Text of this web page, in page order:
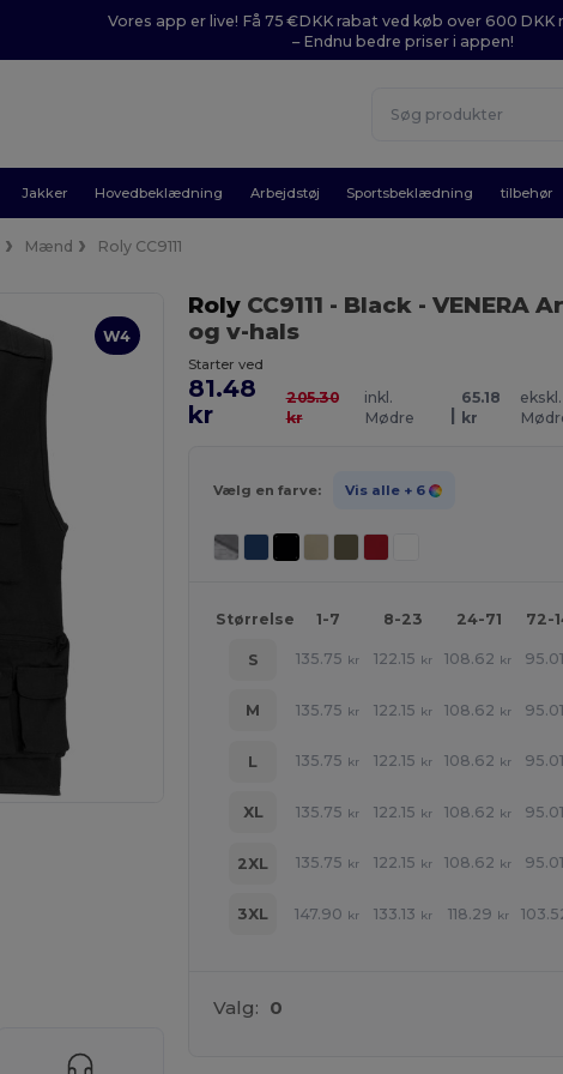
Vores app er live! Få 75 €DKK rabat ved køb over 600 DKK
– Endnu bedre priser i appen!
Jakker Hovedbeklædning Arbejdstøj Sportsbeklædning tilbehør
Mænd Roly CC9111
W4
RolyCC9111 - Black- VENERA
og v-hals
Starter ved
81.48
kr
205.30
kr
inkl.
Mødre
|
65.18
kr
ekskl.
Vælg en farve: Vis alle + 6
Størrelse 1-7 8-23 24-71 72-
S 135.75 kr 122.15 kr 108.62 kr
M 135.75 kr 122.15 kr 108.62 kr
L 135.75 kr 122.15 kr 108.62 kr
XL 135.75 kr 122.15 kr 108.62 kr
2XL 135.75 kr 122.15 kr 108.62 kr
3XL 147.90 kr 133.13 kr 118.29 kr
Valg: 0